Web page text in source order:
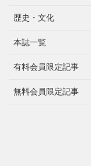
歴史・文化
本誌一覧
有料会員限定記事
無料会員限定記事